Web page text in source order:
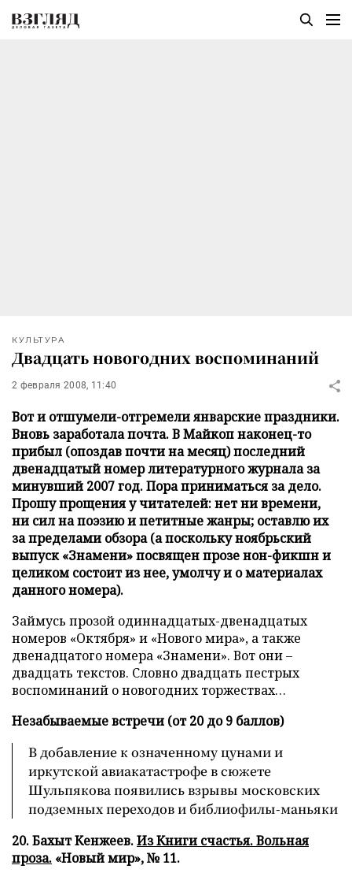
КУЛЬТУРА
Двадцать новогодних воспоминаний
2 февраля 2008, 11:40
Вот и отшумели-отгремели январские праздники.
Вновь заработала почта. В Майкоп наконец-то
прибыл (опоздав почти на месяц) последний
двенадцатый номер литературного журнала за
минувший 2007 год. Пора приниматься за дело.
Прошу прощения у читателей: нет ни времени,
ни сил на поэзию и петитные жанры; оставлю их
за пределами обзора (а поскольку ноябрьский
выпуск «Знамени» посвящен прозе нон-фикшн и
целиком состоит из нее, умолчу и о материалах
данного номера).
Займусь прозой одиннадцатых-двенадцатых
номеров «Октября» и «Нового мира», а также
двенадцатого номера «Знамени». Вот они –
двадцать текстов. Словно двадцать пестрых
воспоминаний о новогодних торжествах…
Незабываемые встречи (от 20 до 9 баллов)
В добавление к означенному цунами и
иркутской авиакатастрофе в сюжете
Шульпякова появились взрывы московских
подземных переходов и библиофилы-маньяки
20. Бахыт Кенжеев.Из Книги счастья. Вольная
проза. «Новый мир», № 11.